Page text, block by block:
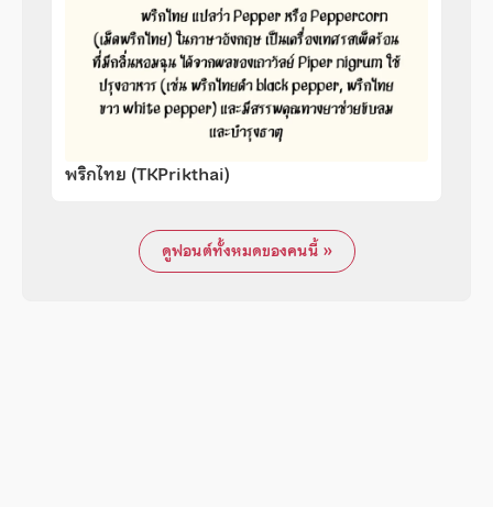
พริกไทย (TKPrikthai)
ดูฟอนต์ทั้งหมดของคนนี้ »